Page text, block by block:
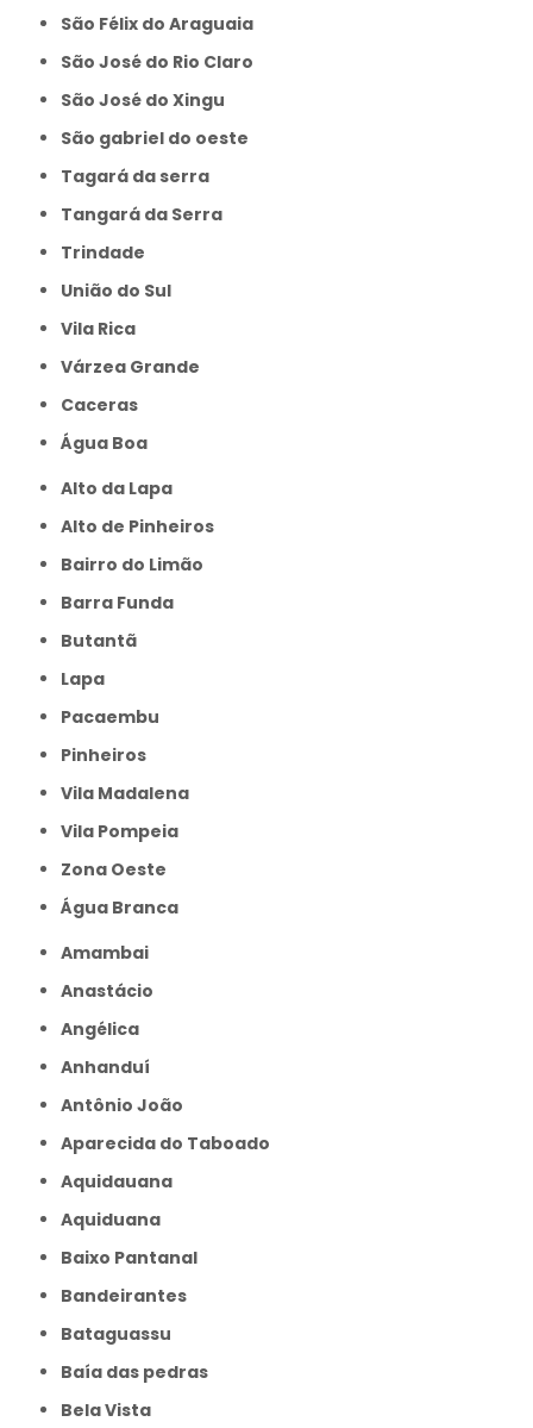
São Félix do Araguaia
São José do Rio Claro
São José do Xingu
São gabriel do oeste
Tagará da serra
Tangará da Serra
Trindade
União do Sul
Vila Rica
Várzea Grande
caceras
Água Boa
Alto da Lapa
Alto de Pinheiros
Bairro do Limão
Barra Funda
Butantã
Lapa
Pacaembu
Pinheiros
Vila Madalena
Vila Pompeia
Zona Oeste
Água Branca
Amambai
Anastácio
Angélica
Anhanduí
Antônio João
Aparecida do Taboado
Aquidauana
Aquiduana
Baixo Pantanal
Bandeirantes
Bataguassu
Baía das pedras
Bela Vista